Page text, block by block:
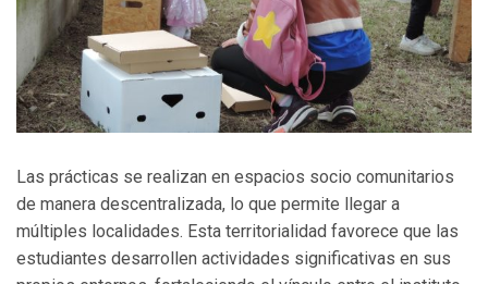
Las prácticas se realizan en espacios socio comunitarios
de manera descentralizada, lo que permite llegar a
múltiples localidades. Esta territorialidad favorece que las
estudiantes desarrollen actividades significativas en sus